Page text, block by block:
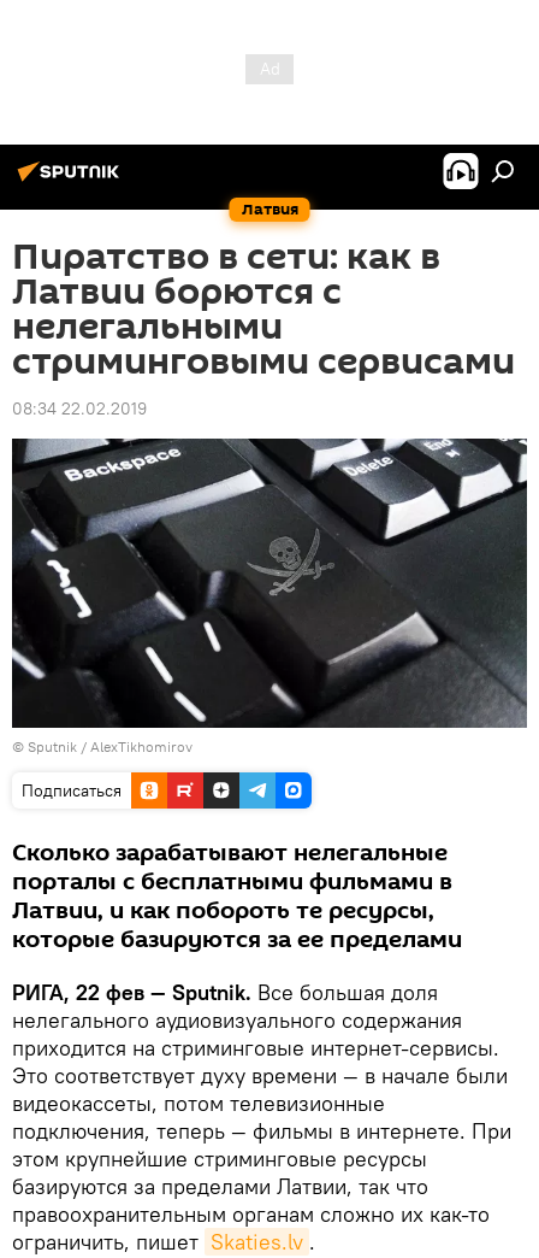
Латвия
Пиратство в сети: как в
Латвии борются с
нелегальными
стриминговыми сервисами
08:34 22.02.2019
© Sputnik / AlexTikhomirov
Подписаться
Сколько зарабатывают нелегальные
порталы с бесплатными фильмами в
Латвии, и как побороть те ресурсы,
которые базируются за ее пределами
РИГА, 22 фев — Sputnik. Все большая доля
нелегального аудиовизуального содержания
приходится на стриминговые интернет-сервисы.
Это соответствует духу времени — в начале были
видеокассеты, потом телевизионные
подключения, теперь — фильмы в интернете. При
этом крупнейшие стриминговые ресурсы
базируются за пределами Латвии, так что
правоохранительным органам сложно их как-то
ограничить, пишет Skaties.lv .